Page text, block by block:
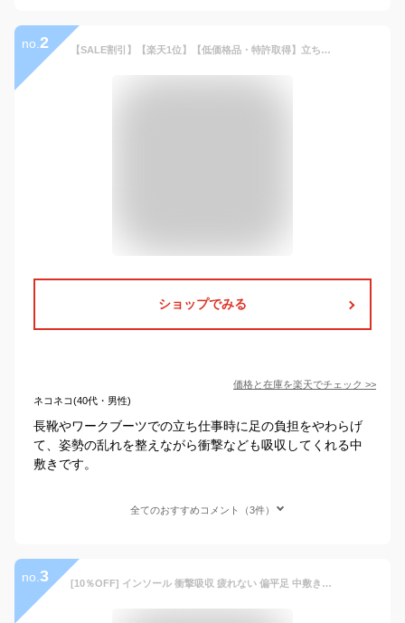
no. 2 【SALE割引】【楽天1位】【低価格品・特許取得】立ち仕事用 インソール ワーク《正規品》WORK Air アシトレ 足トレ 中敷き 立ち仕事 姿勢 矯正 bmz 衝撃吸収 疲れない o脚 扁平足 メンズ レディース ダイエット 脚痩せ むくみ シューズ スニーカー 靴 長靴 安全靴 膝 腰痛
ショップでみる
価格と在庫を楽天でチェック >>
ネコネコ(40代・男性)
長靴やワークブーツでの立ち仕事時に足の負担をやわらげ
て、姿勢の乱れを整えながら衝撃なども吸収してくれる中
敷きです。
全てのおすすめコメント（3件）
no. 3 [10％OFF] インソール 衝撃吸収 疲れない 偏平足 中敷き 中敷 ゲルインソール ゲル かかと つま先 足裏 痛み 足底筋膜炎 スニーカー メンズ レディース クッション 立ち仕事 靴 ブーツ 安全靴 長靴 サイズ調整 通気性 ADELPHOS GEL01